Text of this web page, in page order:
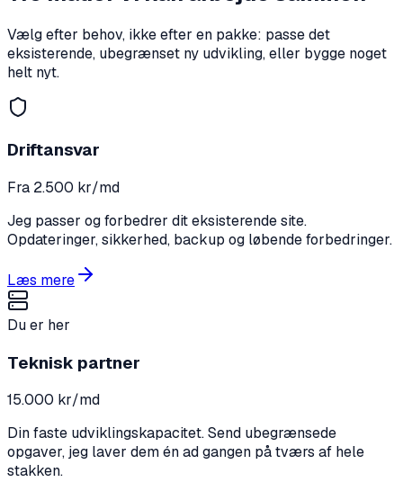
Vælg efter behov, ikke efter en pakke: passe det
eksisterende, ubegrænset ny udvikling, eller bygge noget
helt nyt.
Driftansvar
Fra 2.500 kr/md
Jeg passer og forbedrer dit eksisterende site.
Opdateringer, sikkerhed, backup og løbende forbedringer.
Læs mere
Du er her
Teknisk partner
15.000 kr/md
Din faste udviklingskapacitet. Send ubegrænsede
opgaver, jeg laver dem én ad gangen på tværs af hele
stakken.